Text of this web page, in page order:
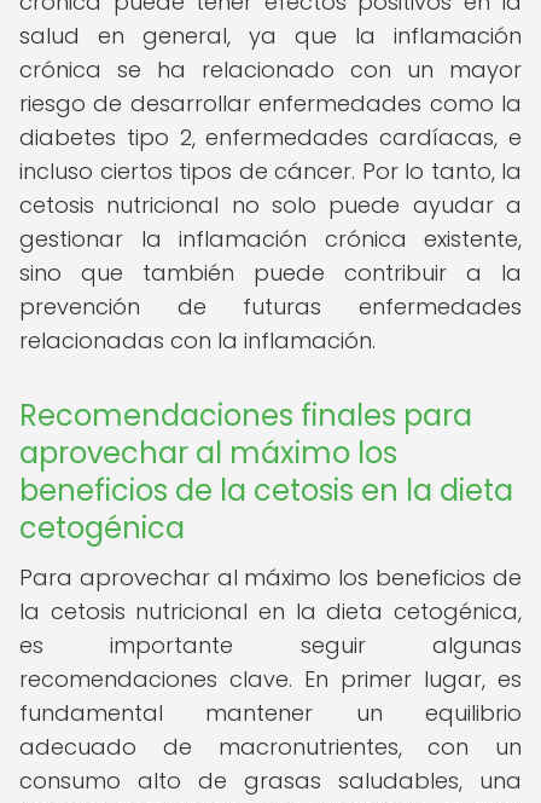
salud en general, ya que la inflamación
crónica se ha relacionado con un mayor
riesgo de desarrollar enfermedades como la
diabetes tipo 2, enfermedades cardíacas, e
incluso ciertos tipos de cáncer. Por lo tanto, la
cetosis nutricional no solo puede ayudar a
gestionar la inflamación crónica existente,
sino que también puede contribuir a la
prevención de futuras enfermedades
relacionadas con la inflamación.
Recomendaciones finales para
aprovechar al máximo los
beneficios de la cetosis en la dieta
cetogénica
Para aprovechar al máximo los beneficios de
la cetosis nutricional en la dieta cetogénica,
es importante seguir algunas
recomendaciones clave. En primer lugar, es
fundamental mantener un equilibrio
adecuado de macronutrientes, con un
consumo alto de grasas saludables, una